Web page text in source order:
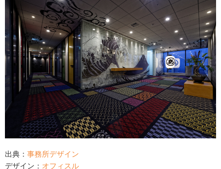
出典： 事務所デザイン
デザイン： オフィスル